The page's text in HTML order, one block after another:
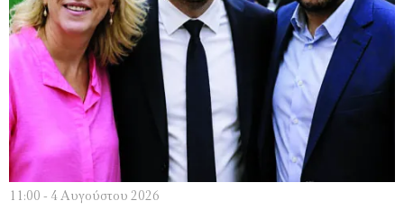
11:00 - 4 Αυγούστου 2026